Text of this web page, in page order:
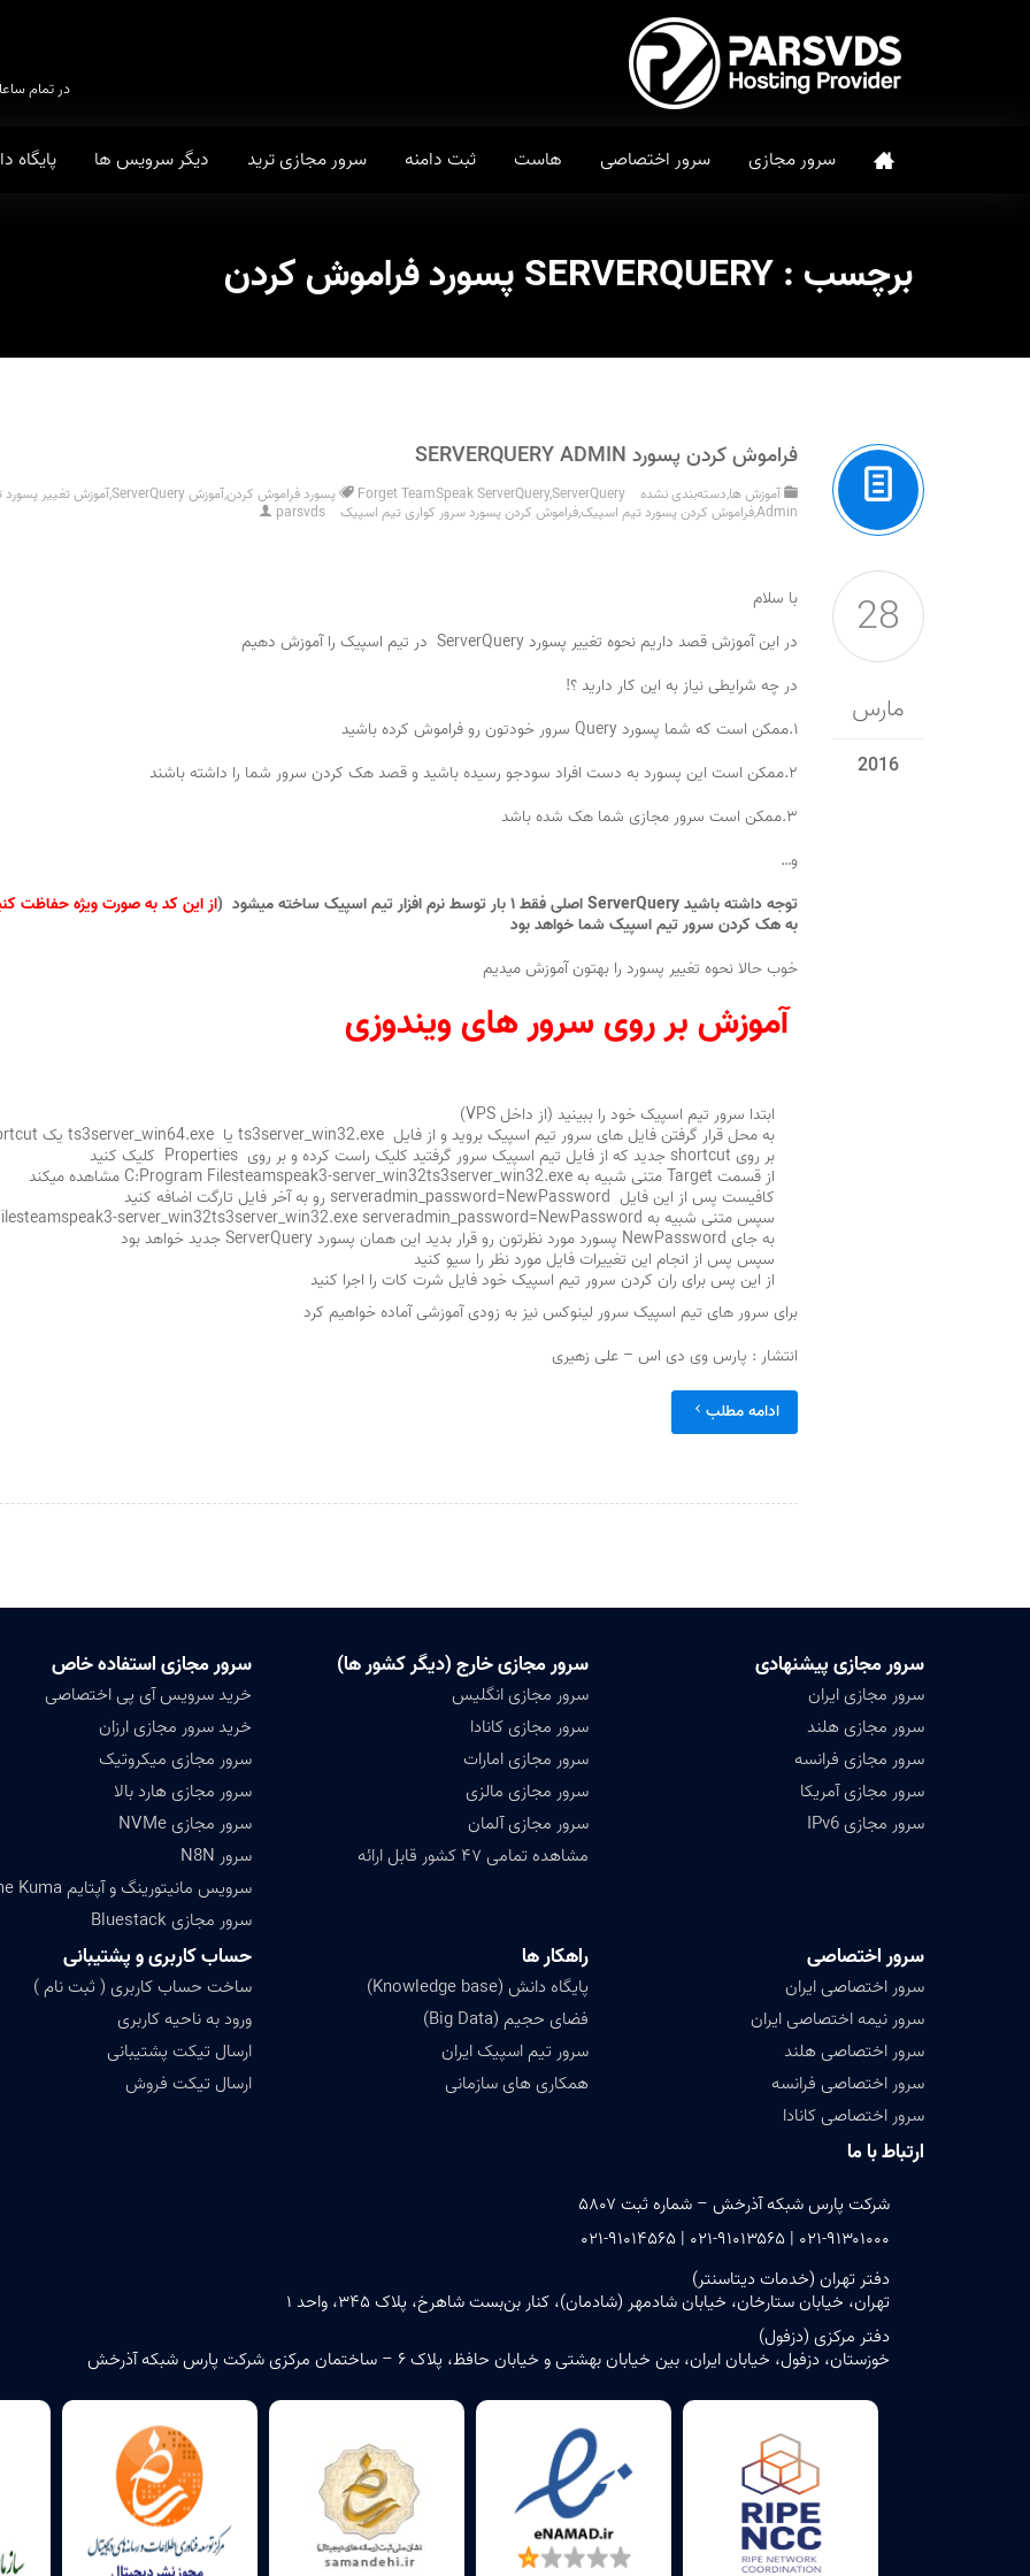
در تمام
سرور مجازی سرور اختصاصی هاست ثبت دامنه سرور مجازی ترید دیگر سرویس ها پایگاه
برچسب :SERVERQUERY پسورد فراموش کردن
28
مارس
2016
فراموش کردن پسورد SERVERQUERY ADMIN
آموزش ها,دسته‌بندی نشده Forget TeamSpeak ServerQuery,ServerQuery پسورد فراموش کردن ,آموزش ServerQuery ,آموزش تغییر
Admin
,فراموش کردن پسورد تیم اسپیک,فراموش کردن پسورد سرور کواری تیم اسپیک parsvds
با سلام
در این آموزش قصد داریم نحوه تغییر پسورد ServerQuery در تیم اسپیک را آموزش دهیم
در چه شرایطی نیاز به این کار دارید ؟!
۱.ممکن است که شما پسورد Query سرور خودتون رو فراموش کرده باشید
۲.ممکن است این پسورد به دست افراد سودجو رسیده باشید و قصد هک کردن سرور شما را داشته باشند
۳.ممکن است سرور مجازی شما هک شده باشد
و…
توجه داشته باشید ServerQuery اصلی فقط ۱ بار توسط نرم افزار تیم اسپیک ساخته میشود (
از این کد به صورت ویژه حفاظت
به هک کردن سرور تیم اسپیک شما خواهد بود
خوب حالا نحوه تغییر پسورد را بهتون آموزش میدیم
آموزش بر روی سرور های ویندوزی
ابتدا سرور تیم اسپیک خود را ببینید (از داخل VPS)
به محل قرار گرفتن فایل های سرور تیم اسپیک بروید و از فایل ts3server_win32.exe یا ts3server_win64.exe یک shortcut بگیرید
بر روی shortcut جدید که از فایل تیم اسپیک سرور گرفتید کلیک راست کرده و بر روی Properties کلیک کنید
از قسمت Target متنی شبیه به C:Program Filesteamspeak3-server_win32ts3server_win32.exe مشاهده میکند
کافیست پس از این فایل serveradmin_password=NewPassword رو به آخر فایل تارگت اضافه کنید
سپس متنی شبیه به C:Program Filesteamspeak3-server_win32ts3server_win32.exe serveradmin_password=NewPasswordدارید
به جای NewPassword پسورد مورد نظرتون رو قرار بدید این همان پسورد ServerQuery جدید خواهد بود
سپس پس از انجام این تغییرات فایل مورد نظر را سیو کنید
از این پس برای ران کردن سرور تیم اسپیک خود فایل شرت کات را اجرا کنید
برای سرور های تیم اسپیک سرور لینوکس نیز به زودی آموزشی آماده خواهیم کرد
انتشار : پارس وی دی اس – علی زهیری
ادامه مطلب
سرور مجازی پیشنهادی
سرور مجازی ایران
سرور مجازی هلند
سرور مجازی فرانسه
سرور مجازی آمریکا
سرور مجازی IPv6
سرور مجازی خارج (دیگر کشور ها)
سرور مجازی انگلیس
سرور مجازی کانادا
سرور مجازی امارات
سرور مجازی مالزی
سرور مجازی آلمان
مشاهده تمامی ۴۷ کشور قابل ارائه
سرور مجازی استفاده خاص
خرید سرویس آی پی اختصاصی
خرید سرور مجازی ارزان
سرور مجازی میکروتیک
سرور مجازی هارد بالا
سرور مجازی NVMe
سرور N8N
سرویس مانیتورینگ و آپتایم Uptime Kuma
سرور مجازی Bluestack
سرور اختصاصی
سرور اختصاصی ایران
سرور نیمه اختصاصی ایران
سرور اختصاصی هلند
سرور اختصاصی فرانسه
سرور اختصاصی کانادا
راهکار ها
پایگاه دانش (Knowledge base)
فضای حجیم (Big Data)
سرور تیم اسپیک ایران
همکاری های سازمانی
حساب کاربری و پشتیبانی
ساخت حساب کاربری ( ثبت نام )
ورود به ناحیه کاربری
ارسال تیکت پشتیبانی
ارسال تیکت فروش
ارتباط با ما
شرکت پارس شبکه آذرخش – شماره ثبت ۵۸۰۷
۰۲۱-۹۱۳۰۱۰۰۰ | ۰۲۱-۹۱۰۱۳۵۶۵ | ۰۲۱-۹۱۰۱۴۵۶۵
دفتر تهران (خدمات دیتاسنتر)
تهران، خیابان ستارخان، خیابان شادمهر (شادمان)، کنار بن‌بست شاهرخ، پلاک ۳۴۵، واحد ۱
دفتر مرکزی (دزفول)
خوزستان، دزفول، خیابان ایران، بین خیابان بهشتی و خیابان حافظ، پلاک ۶ – ساختمان مرکزی شرکت پارس شبکه آذرخش